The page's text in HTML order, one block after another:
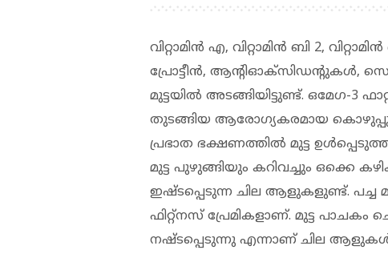
വിറ്റാമിന്‍ എ, വിറ്റാമിന്‍ ബി 2,
പ്രോട്ടീന്‍, ആന്റിഓക്സിഡന്റുകള്‍,
മുട്ടയില്‍ അടങ്ങിയിട്ടുണ്ട്. ഒമേഗ-3
തുടങ്ങിയ ആരോഗ്യകരമായ
പ്രഭാത ഭക്ഷണത്തില്‍ മുട്ട
മുട്ട പുഴുങ്ങിയും കറിവച്ചും ഒക്കെ
ഇഷ്ടപ്പെടുന്ന ചില ആളുകളുണ്ട്. പച്ച
ഫിറ്റ്‌നസ് പ്രേമികളാണ്. മുട്ട
നഷ്ടപ്പെടുന്നു എന്നാണ് ചില ആളുകള്‍